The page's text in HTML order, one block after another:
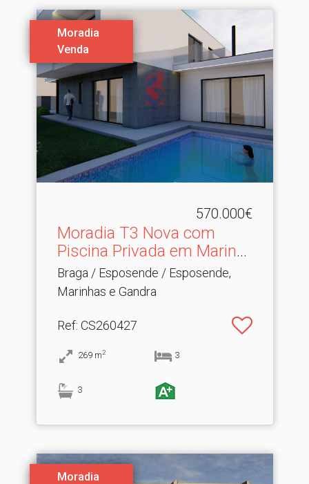
Moradia
Venda
570.000€
Moradia T3 Nova com
Piscina Privada em Marinh.​
..
Braga / Esposende / Esposende,
Marinhas e Gandra
Ref: CS260427
269 m2 3
3
Moradia